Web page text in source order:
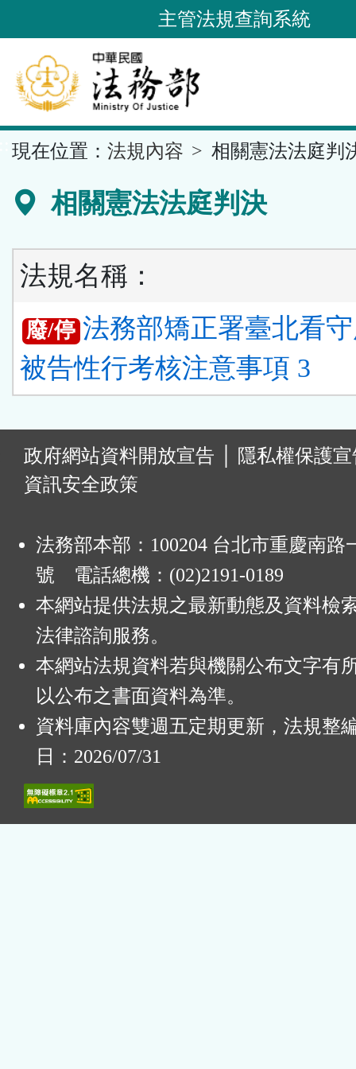
到
要
內
容
區
主管法規查詢系統
現在位置： 法規內容 相關憲法法庭判
相關憲法法庭判決
法規名稱：
廢/停 法務部矯正署臺北看
被告性行考核注意事項 3
政府網站資料開放宣告
隱私權保護
資訊安全政策
法務部本部：100204 台北市重慶南路
號 電話總機：(02)2191-0189
本網站提供法規之最新動態及資料檢
法律諮詢服務。
本網站法規資料若與機關公布文字有
以公布之書面資料為準。
資料庫內容雙週五定期更新，法規整
日：2026/07/31